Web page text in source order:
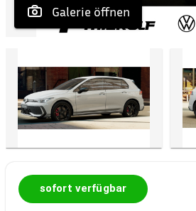
Galerie öffnen
sofort verfügbar